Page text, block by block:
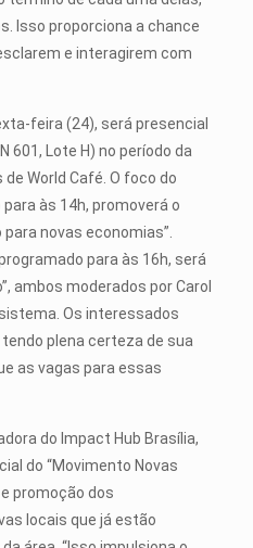
Isso proporciona a chance
e interagirem com
feira (24), será presencial
601, Lote H) no período da
World Café. O foco do
às 14h, promoverá o
novas economias”.
para às 16h, será
ambos moderados por Carol
Os interessados
plena certeza de sua
as vagas para essas
do Impact Hub Brasília,
do “Movimento Novas
promoção dos
locais que já estão